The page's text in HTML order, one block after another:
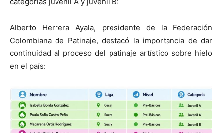
Alberto Herrera Ayala, presidente de la Federación
Colombiana de Patinaje, destacó la importancia de dar
continuidad al proceso del patinaje artístico sobre hielo
en el país: